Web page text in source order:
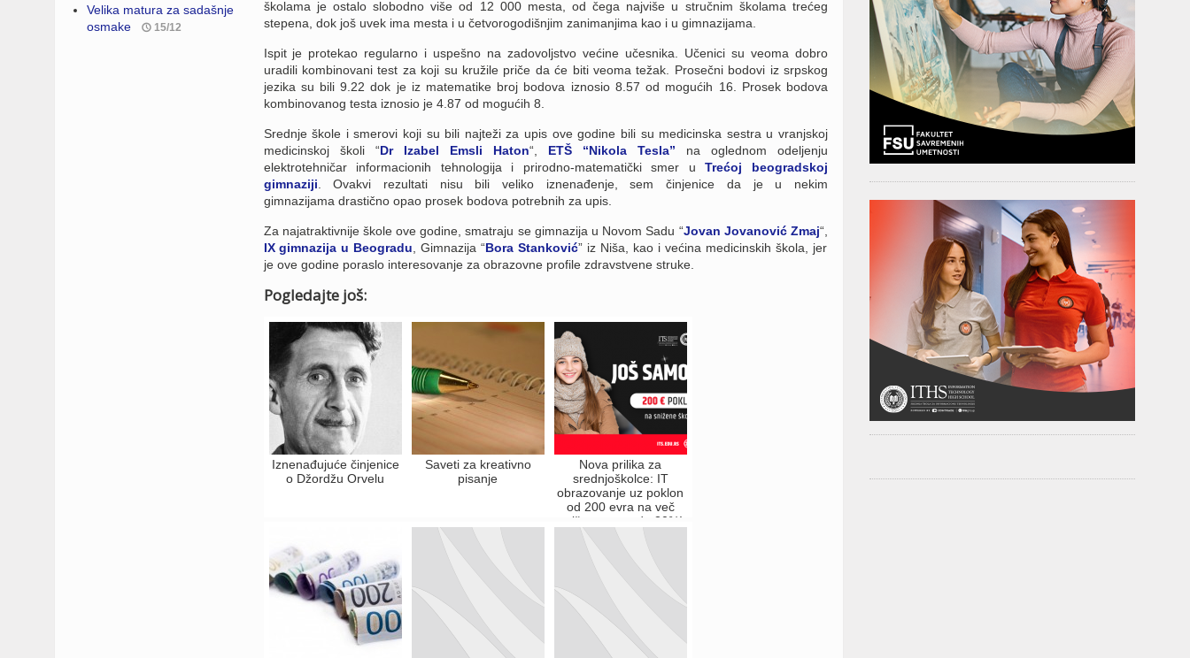
Velika matura za sadašnje
osmake
15/12
školama je ostalo slobodno više od 12 000 mesta, od čega najviše u stručnim školama trećeg
stepena, dok još uvek ima mesta i u četvorogodišnjim zanimanjima kao i u gimnazijama.
Ispit je protekao regularno i uspešno na zadovoljstvo većine učesnika. Učenici su veoma dobro
uradili kombinovani test za koji su kružile priče da će biti veoma težak. Prosečni bodovi iz srpskog
jezika su bili 9.22 dok je iz matematike broj bodova iznosio 8.57 od mogućih 16. Prosek bodova
kombinovanog testa iznosio je 4.87 od mogućih 8.
Srednje škole i smerovi koji su bili najteži za upis ove godine bili su medicinska sestra u vranjskoj
medicinskoj školi “Dr Izabel Emsli Haton“, ETŠ “Nikola Tesla” na oglednom odeljenju
elektrotehničar informacionih tehnologija i prirodno-matematički smer uTrećoj beogradskoj
gimnaziji . Ovakvi rezultati nisu bili veliko iznenađenje, sem činjenice da je u nekim
gimnazijama drastično opao prosek bodova potrebnih za upis.
Za najatraktivnije škole ove godine, smatraju se gimnazija u Novom Sadu “Jovan Jovanović Zmaj“,
IX gimnazija u Beogradu , Gimnazija “Bora Stanković” iz Niša, kao i većina medicinskih škola, jer
je ove godine poraslo interesovanje za obrazovne profile zdravstvene struke.
Pogledajte još:
Iznenađujuće činjenice
o Džordžu Orvelu
Saveti za kreativno
pisanje
Nova prilika za
srednjoškolce: IT
obrazovanje uz poklon
od 200 evra na več
snižene cene do 30%!